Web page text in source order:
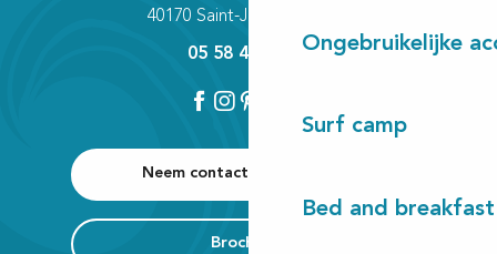
Ongebruikelijke
Surf camp
Bed and breakfast
Neem contact met ons op
Brochures
40170 Saint-Julien-en-Born
05 58 42 89 80